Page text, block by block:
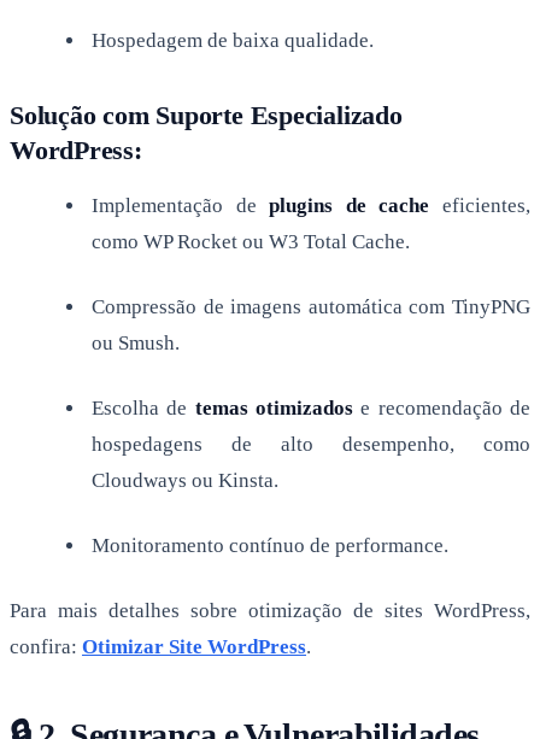
Hospedagem de baixa qualidade.
Solução com Suporte Especializado
WordPress:
Implementação deplugins de cache eficientes,
como WP Rocket ou W3 Total Cache.
Compressão de imagens automática com TinyPNG
ou Smush.
Escolha de temas otimizados e recomendação de
hospedagens de alto desempenho, como
Cloudways ou Kinsta.
Monitoramento contínuo de performance.
Para mais detalhes sobre otimização de sites WordPress,
confira: Otimizar Site WordPress.